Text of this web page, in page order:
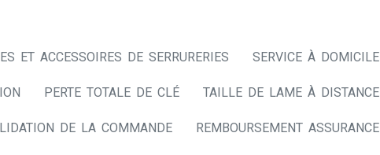
ET ACCESSOIRES DE SERRURERIES SERVICE À DOMICILE
PERTE TOTALE DE CLÉ TAILLE DE LAME À DISTANCE
DE LA COMMANDE REMBOURSEMENT ASSURANCE